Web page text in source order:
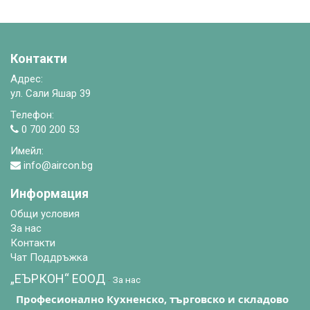
Контакти
Адрес:
ул. Сали Яшар 39
Телефон:
0 700 200 53
Имейл:
info@aircon.bg
Информация
Общи условия
За нас
Контакти
Чат Поддръжка
„ЕЪРКОН“ EООД - За нас
Професионално Кухненско, търговско и складово